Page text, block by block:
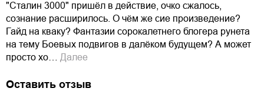
"Сталин 3000" пришёл в действие, очко сжалось,
сознание расширилось. О чём же сие произведение?
Гайд на кваку? Фантазии сорокалетнего блогера рунета
на тему Боевых подвигов в далёком будущем? А может
просто хо…
Далее
Оставить отзыв